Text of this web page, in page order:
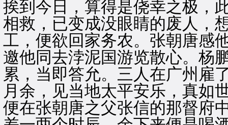
挨到今日，算得是侥幸之极，
相救，已变成没眼睛的废人，
工，便欲回家务农。张朝唐感
邀他同去浡泥国游览散心。杨
累，当即答允。三人在广州雇
月余，见当地太平安乐，真如
便在张朝唐之父张信的那督府